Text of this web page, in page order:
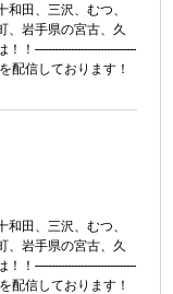
田、三沢、むつ、
、岩手県の宮古、久
-------------------------------
を配信しております！
田、三沢、むつ、
、岩手県の宮古、久
-------------------------------
を配信しております！